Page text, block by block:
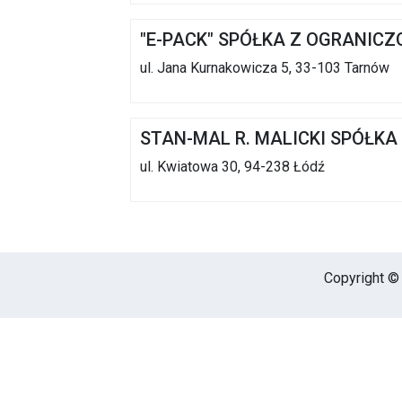
"E-PACK" SPÓŁKA Z
ul. Jana Kurnakowicza 5, 33-103 Tarnów
STAN-MAL R. MALICKI
ul. Kwiatowa 30, 94-238 Łódź
Copyright ©